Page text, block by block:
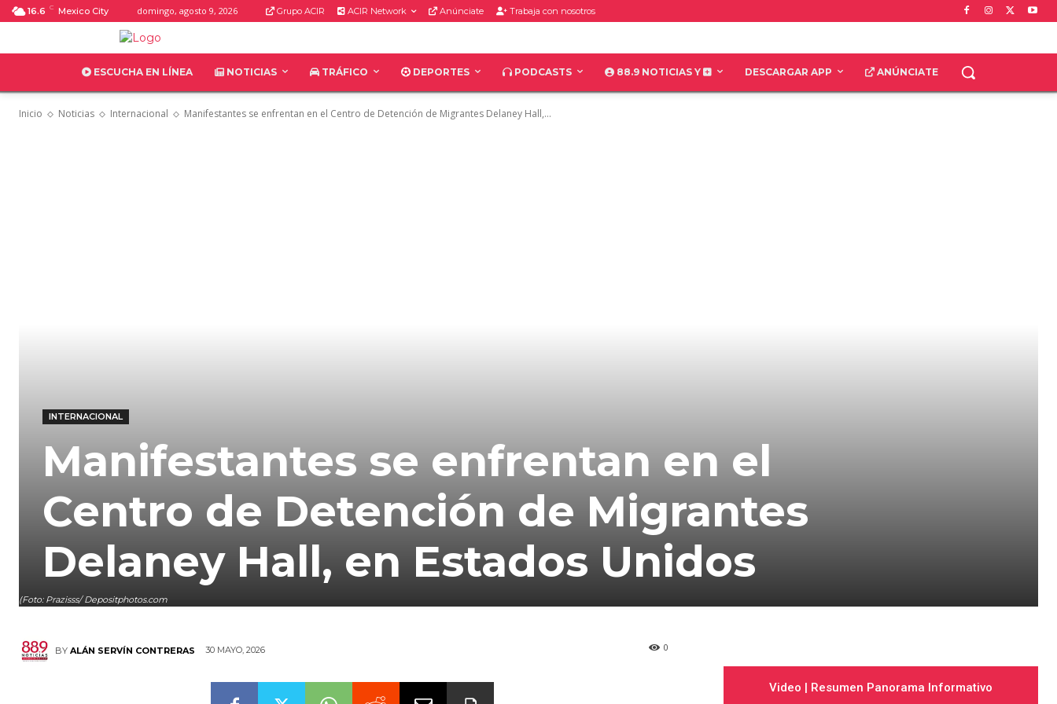
16.6 C Mexico City domingo, agosto 9, 2026 Grupo ACIR ACIR Network Anúnciate Trabaja con nosotros
ESCUCHA EN LÍNEA NOTICIAS TRÁFICO DEPORTES PODCASTS 88.9 NOTICIAS Y DESCARGAR APP ANÚNCIATE
Inicio Noticias Internacional Manifestantes se enfrentan en el Centro de Detención de Migrantes Delaney Hall,...
(Foto: Prazisss/ Depositphotos.com
INTERNACIONAL
Manifestantes se enfrentan en el
Centro de Detención de Migrantes
Delaney Hall, en Estados Unidos
BY ALÁN SERVÍN CONTRERAS 30 MAYO, 2026 0
Video | Resumen Panorama Informativo